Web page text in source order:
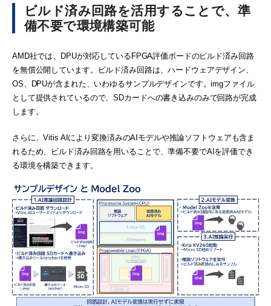
ビルド済み回路を活用することで、準
備不要で環境構築可能
AMD社では、DPUが対応しているFPGA評価ボードのビルド済み回路
を無償公開しています。ビルド済み回路は、ハードウェアデザイン、
OS、DPUが含まれた、いわゆるサンプルデザインです。imgファイル
として提供されているので、SDカードへの書き込みのみで回路が完成
します。
さらに、Vitis AIにより変換済みのAIモデルや推論ソフトウェアも含ま
れるため、ビルド済み回路を用いることで、準備不要でAIを評価でき
る環境を構築できます。